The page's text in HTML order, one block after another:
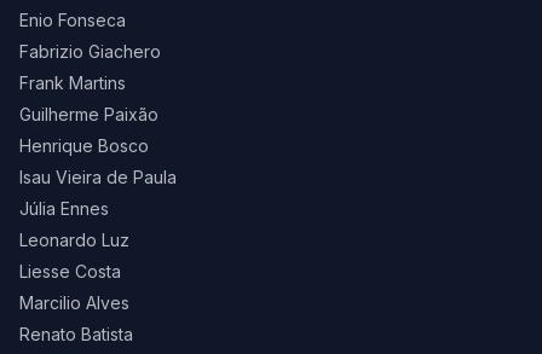
Enio Fonseca
Fabrizio Giachero
Frank Martins
Guilherme Paixão
Henrique Bosco
Isau Vieira de Paula
Júlia Ennes
Leonardo Luz
Liesse Costa
Marcilio Alves
Renato Batista